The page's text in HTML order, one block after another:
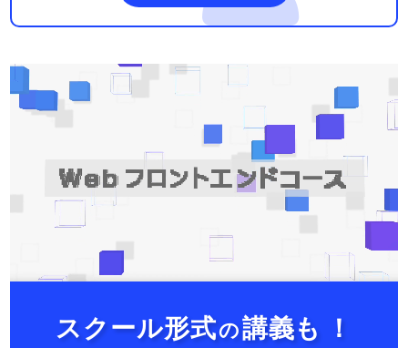
スクール形式の講義も ！